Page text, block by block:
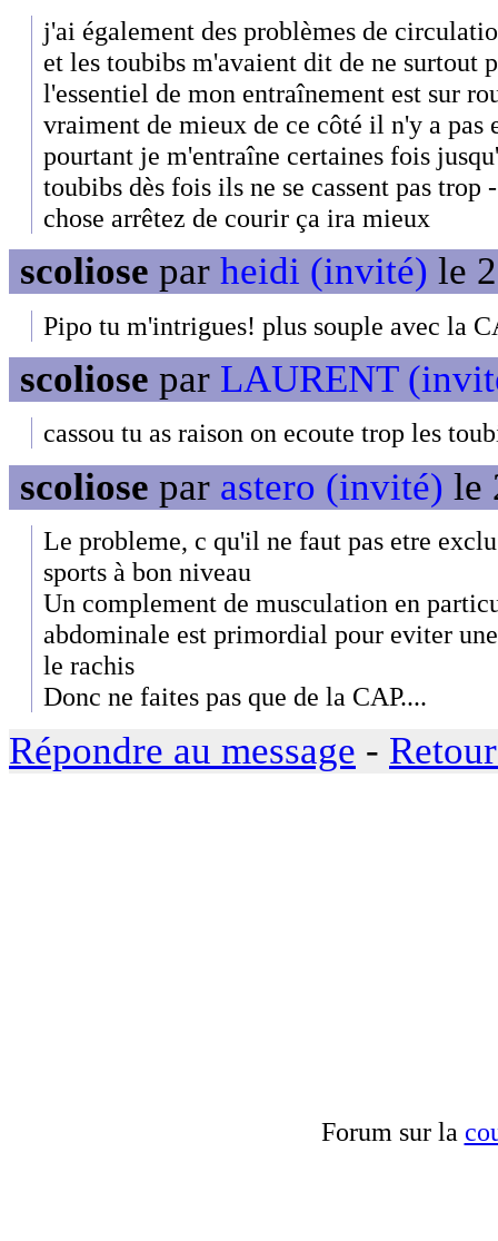
j'ai également des problèmes de
et les toubibs m'avaient dit de ne surtout
l'essentiel de mon entraînement est sur
vraiment de mieux de ce côté il n'y a pas
pourtant je m'entraîne certaines fois
toubibs dès fois ils ne se cassent pas trop
chose arrêtez de courir ça ira mieux
scoliose par heidi (invité) le
Pipo tu m'intrigues! plus souple avec la
scoliose par LAURENT
cassou tu as raison on ecoute trop les
scoliose par astero (invité) le
Le probleme, c qu'il ne faut pas etre
sports à bon niveau
Un complement de musculation en
abdominale est primordial pour eviter
le rachis
Donc ne faites pas que de la CAP....
Répondre au message -
Forum sur la